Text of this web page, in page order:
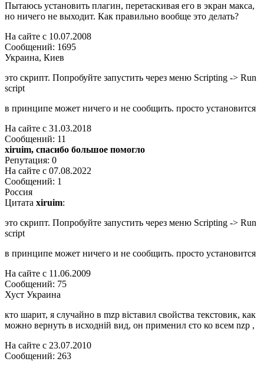
Пытаюсь установить плагин, перетаскивая его в экран макса,
но ничего не выходит. Как правильно вообще это делать?
На сайте c 10.07.2008
Сообщений: 1695
Украина, Киев
это скрипт. Попробуйте запустить через меню Scripting -> Run
script
в принципе может ничего и не сообщить. просто установится
На сайте c 31.03.2018
Сообщений: 11
xiruim, спасибо большое помогло
Репутация: 0
На сайте c 07.08.2022
Сообщений: 1
Россия
Цитата xiruim:
это скрипт. Попробуйте запустить через меню Scripting -> Run
script
в принципе может ничего и не сообщить. просто установится
На сайте c 11.06.2009
Сообщений: 75
Хуст Украина
кто шарит, я случайно в mzp віставил свойства текстовик, как
можно вернуть в исходній вид, он применил єто ко всем nzp ,
На сайте c 23.07.2010
Сообщений: 263